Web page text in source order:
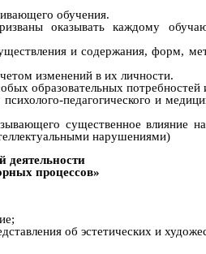
обучения.
оказывать каждому
и содержания, форм,
изменений в их личности.
образовательных потребностей
педагогического и
существенное влияние
нарушениями)
деятельности
процессов»
об эстетических и